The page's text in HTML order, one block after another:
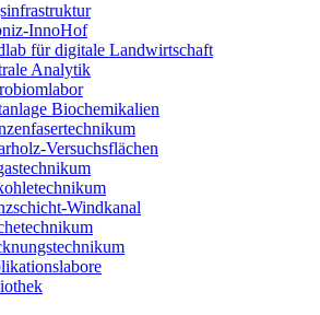
InnoHof
für digitale Landwirtschaft
Analytik
Biochemikalien
Versuchsflächen
Windkanal